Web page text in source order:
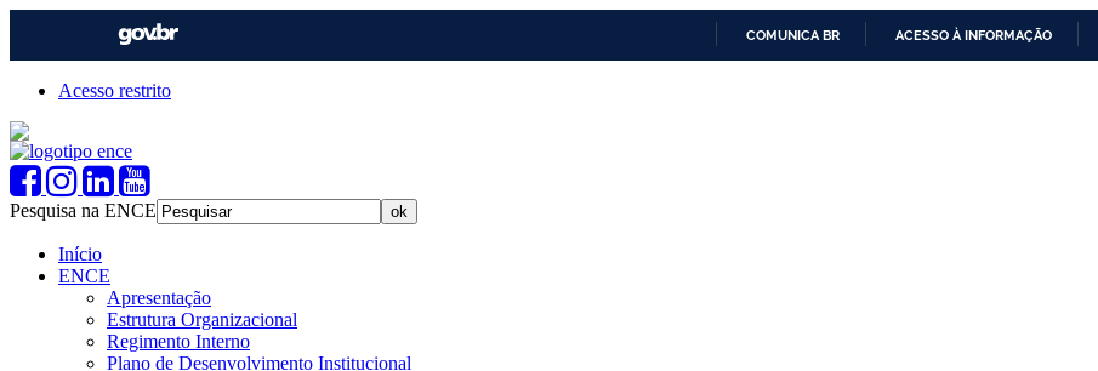
COMUNICA BR ACESSO À INFORMAÇÃO
Acesso restrito
Pesquisa na ENCE
Início
ENCE
Apresentação
Estrutura Organizacional
Regimento Interno
Plano de Desenvolvimento Institucional